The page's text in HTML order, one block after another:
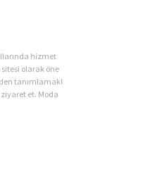
hizmet
olarak öne
tanımlamak!
et. Moda